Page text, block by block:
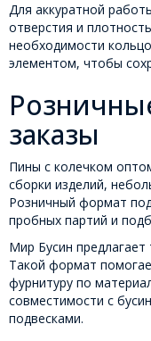
Для аккуратной
отверстия и
необходимости
элементом, чтобы
заказы
Пины с колечком
сборки изделий,
Розничный формат
пробных партий и
Мир Бусин
Такой формат
фурнитуру по
совместимости с
подвесками.